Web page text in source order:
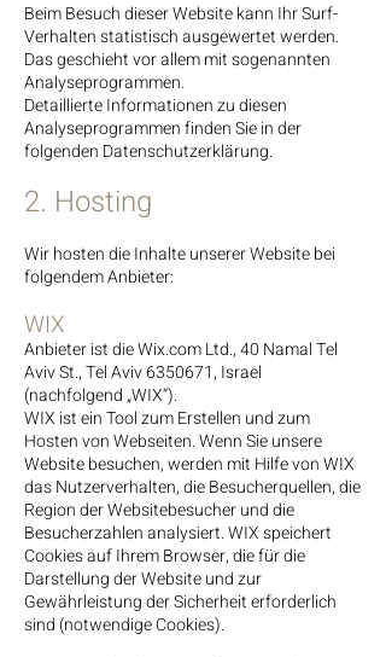
Beim Besuch dieser Website kann Ihr Surf-
Verhalten statistisch ausgewertet werden.
Das geschieht vor allem mit sogenannten
Analyseprogrammen.
Detaillierte Informationen zu diesen
Analyseprogrammen finden Sie in der
folgenden Datenschutzerklärung.
2. Hosting
Wir hosten die Inhalte unserer Website bei
folgendem Anbieter:
WIX
Anbieter ist die Wix.com Ltd., 40 Namal Tel
Aviv St., Tel Aviv6350671, Israel
(nachfolgend „WIX“).
WIX ist ein Tool zum Erstellen und zum
Hosten von Webseiten. Wenn Sie unsere
Website besuchen, werden mit Hilfe von WIX
das Nutzerverhalten, die Besucherquellen, die
Region der Websitebesucher und die
Besucherzahlen analysiert. WIX speichert
Cookies auf Ihrem Browser, die für die
Darstellung der Website und zur
Gewährleistung der Sicherheit erforderlich
sind (notwendige Cookies).